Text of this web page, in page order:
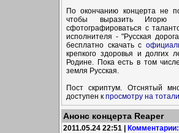
По окончанию концерта не
чтобы выразить Игорю
сфотографироваться с
исполнителя - "Русская
бесплатно скачать с
крепкого здоровья и
Родине. Пока есть в том
земля Русская.
Пост скриптум. Отснятый
доступен к просмотру на
Анонс концерта Reaper
2011.05.24 22:51 |